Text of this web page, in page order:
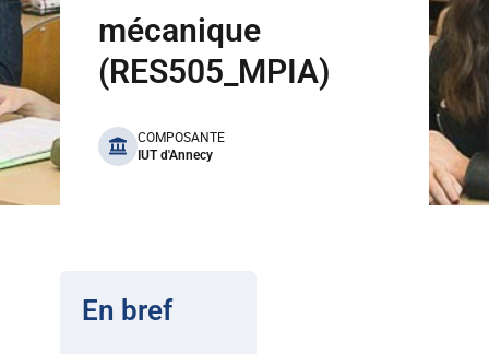
mécanique
(RES505_MPIA)
benefits
COMPOSANTE
IUT d'Annecy
En bref